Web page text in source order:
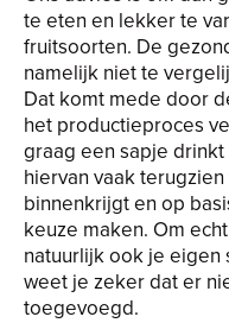
te eten en lekker te
fruitsoorten. De
namelijk niet te
Dat komt mede door
het productieproces
graag een sapje
hiervan vaak
binnenkrijgt en op
keuze maken. Om
natuurlijk ook je eigen
weet je zeker dat er
toegevoegd.